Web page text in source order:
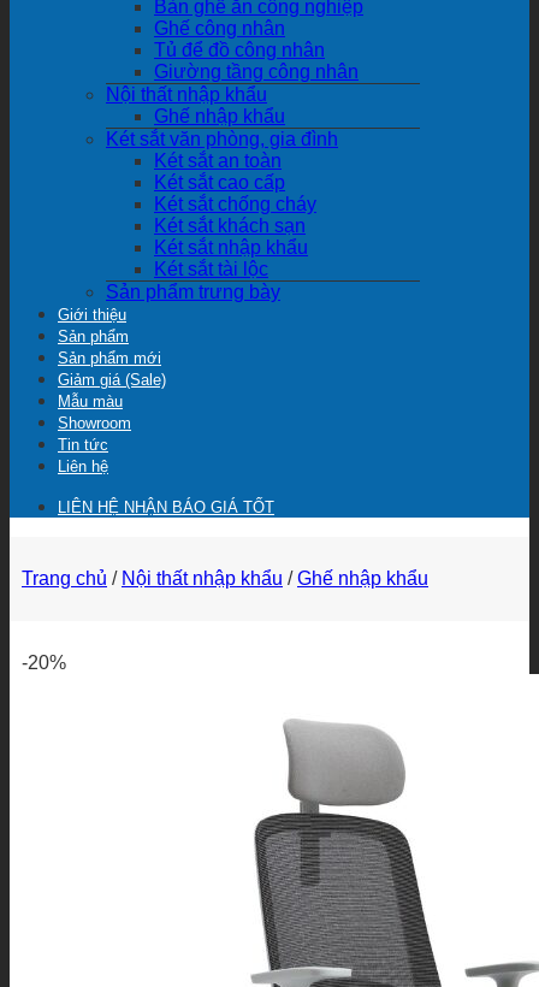
Bàn ghế ăn công nghiệp
Ghế công nhân
Tủ để đồ công nhân
Giường tầng công nhân
Nội thất nhập khẩu
Ghế nhập khẩu
Két sắt văn phòng, gia đình
Két sắt an toàn
Két sắt cao cấp
Két sắt chống cháy
Két sắt khách sạn
Két sắt nhập khẩu
Két sắt tài lộc
Sản phẩm trưng bày
Giới thiệu
Sản phẩm
Sản phẩm mới
Giảm giá (Sale)
Mẫu màu
Showroom
Tin tức
Liên hệ
LIÊN HỆ NHẬN BÁO GIÁ TỐT
Trang chủ / Nội thất nhập khẩu / Ghế nhập khẩu
-20%